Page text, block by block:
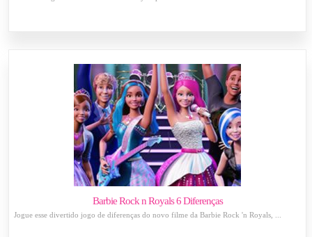
Barbie Rock n Royals 6 Diferenças
Jogue esse divertido jogo de diferenças do novo filme da Barbie Rock 'n Royals, ...